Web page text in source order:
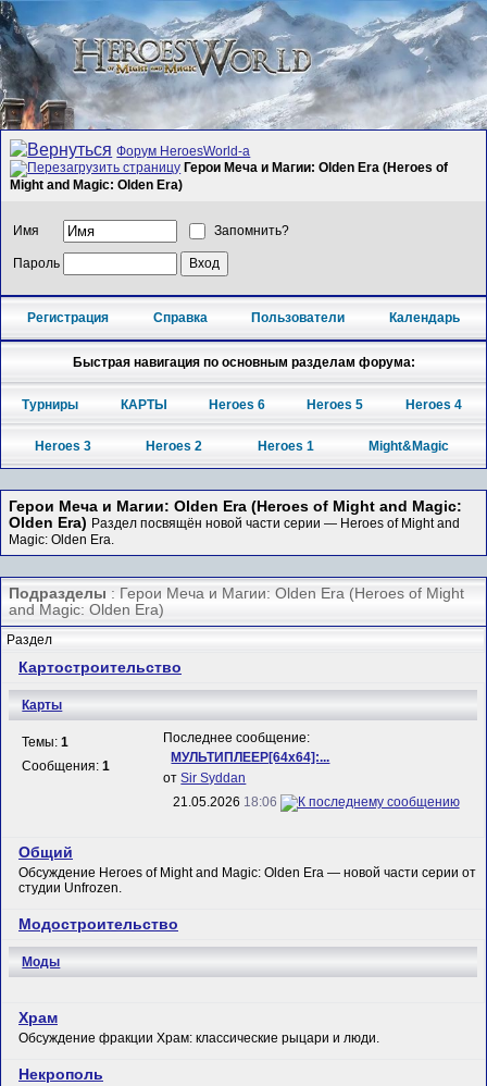
Форум HeroesWorld-а
Герои Меча и Магии: Olden Era (Heroes of
Might and Magic: Olden Era)
Имя Запомнить?
Пароль
Регистрация Справка Пользователи Календарь
Быстрая навигация по основным разделам форума:
Турниры КАРТЫ Heroes 6 Heroes 5 Heroes 4
Heroes 3 Heroes 2 Heroes 1 Might&Magic
Герои Меча и Магии: Olden Era (Heroes of Might and Magic:
Olden Era) Раздел посвящён новой части серии — Heroes of Might and
Magic: Olden Era.
Подразделы : Герои Меча и Магии: Olden Era (Heroes of Might
and Magic: Olden Era)
Раздел
Картостроительство
Карты
Темы:1
Сообщения:1
Последнее сообщение:
МУЛЬТИПЛЕЕР[64x64]:...
отSir Syddan
21.05.2026 18:06
Общий
Обсуждение Heroes of Might and Magic: Olden Era — новой части серии от
студии Unfrozen.
Модостроительство
Моды
Храм
Обсуждение фракции Храм: классические рыцари и люди.
Некрополь